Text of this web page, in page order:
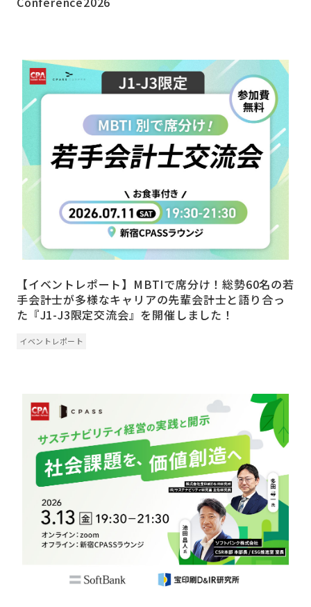
【イベントレポート】MBTIで席分け！総勢60名の若
手会計士が多様なキャリアの先輩会計士と語り合っ
た『J1-J3限定交流会』を開催しました！
イベントレポート